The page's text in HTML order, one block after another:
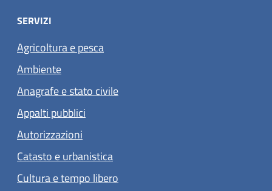
SERVIZI
Agricoltura e pesca
Ambiente
Anagrafe e stato civile
Appalti pubblici
Autorizzazioni
Catasto e urbanistica
Cultura e tempo libero